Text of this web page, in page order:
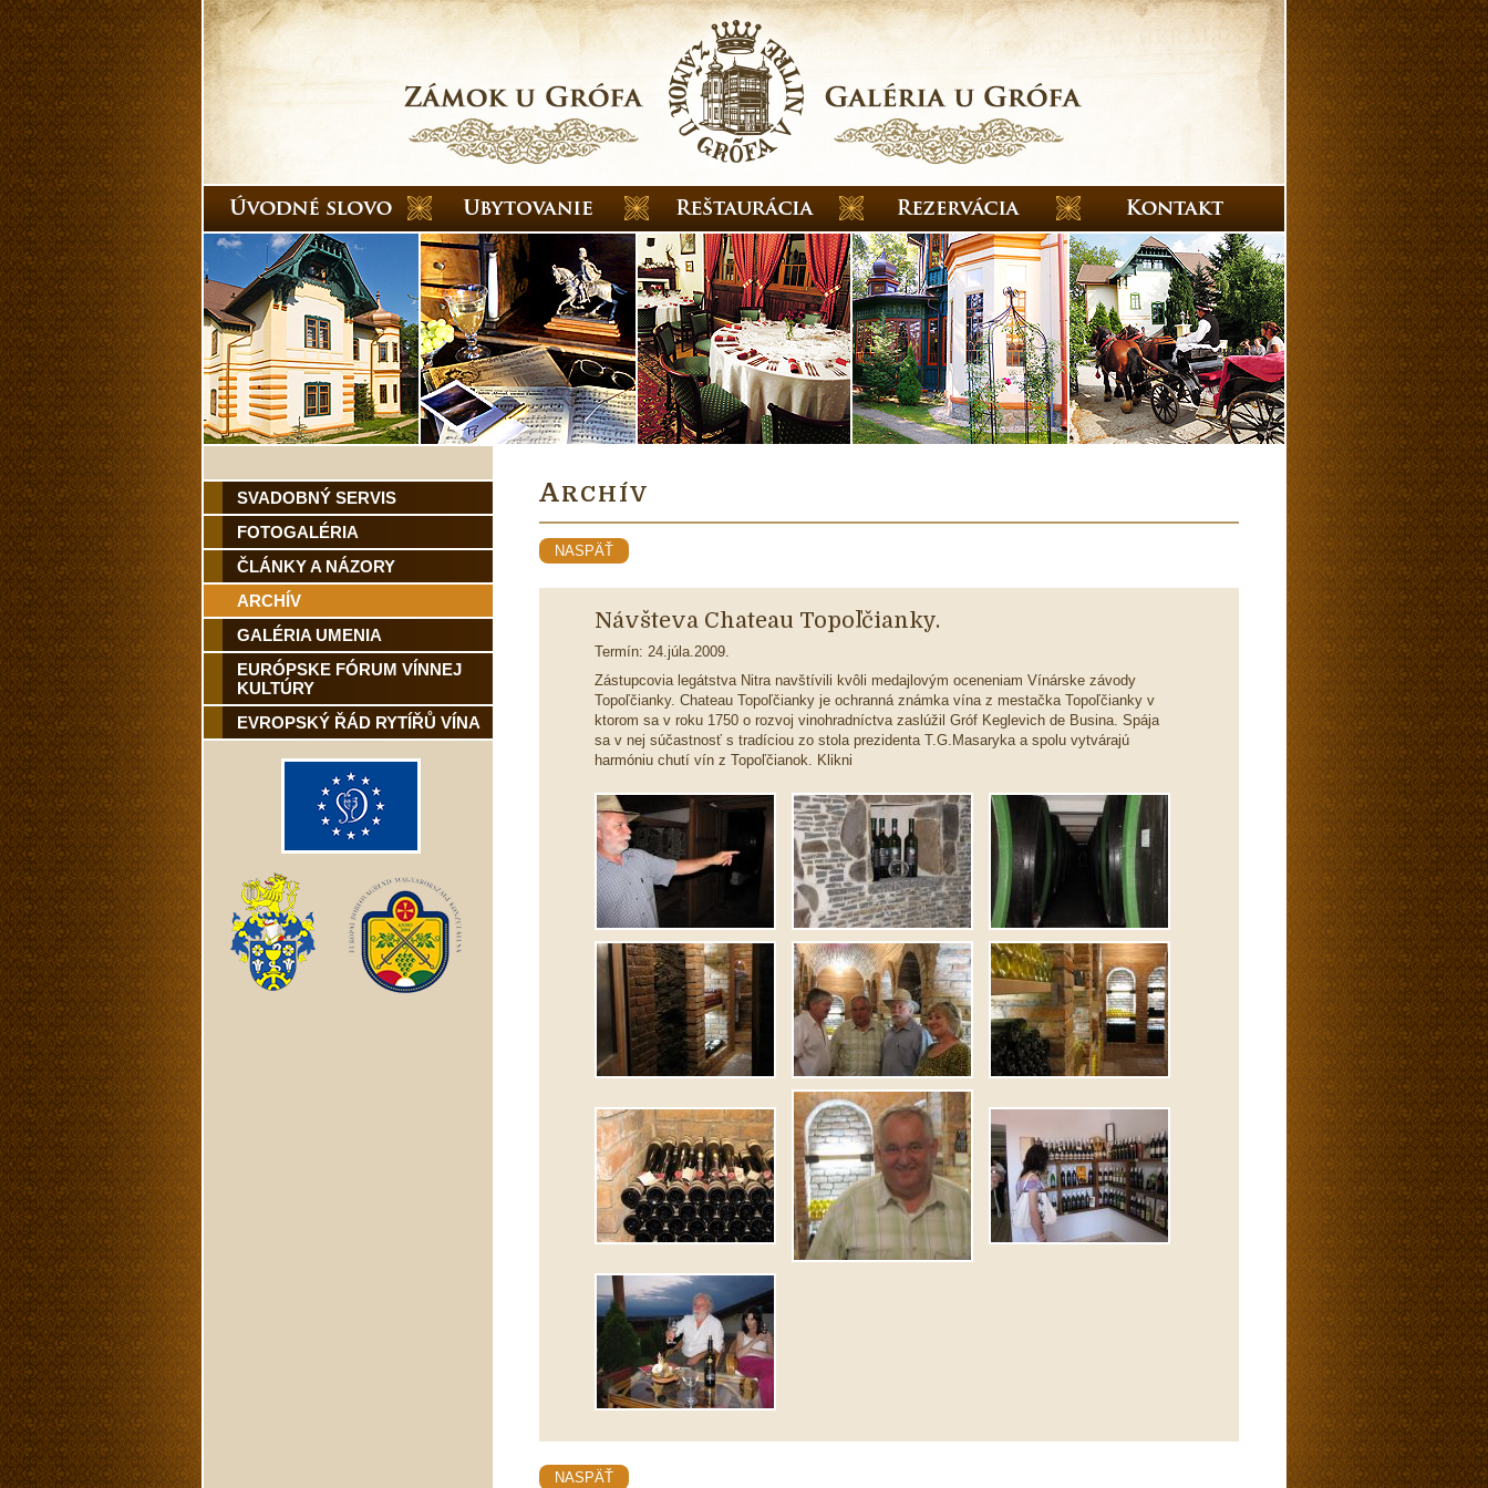
SVADOBNÝ SERVIS
FOTOGALÉRIA
ČLÁNKY A NÁZORY
ARCHÍV
GALÉRIA UMENIA
EURÓPSKE FÓRUM VÍNNEJ
KULTÚRY
EVROPSKÝ ŘÁD RYTÍŘŮ VÍNA
ARCHÍV
NASPÄŤ
Návšteva Chateau Topoľčianky.
Termín: 24.júla.2009.
Zástupcovia legátstva Nitra navštívili kvôli medajlovým oceneniam Vínárske závody
Topoľčianky. Chateau Topoľčianky je ochranná známka vína z mestačka Topoľčianky v
ktorom sa v roku 1750 o rozvoj vinohradníctva zaslúžil Gróf Keglevich de Busina. Spája
sa v nej súčastnosť s tradíciou zo stola prezidenta T.G.Masaryka a spolu vytvárajú
harmóniu chutí vín z Topoľčianok. Klikni
NASPÄŤ